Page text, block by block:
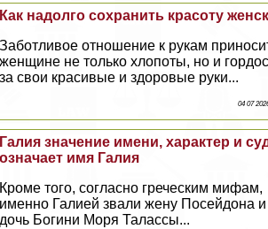
Как надолго сохранить красоту
Заботливое отношение к рукам
женщине не только хлопоты, но и
за свои красивые и здоровые руки...
04 07
Галия значение имени, хаpaктер и
означает имя Галия
Кроме того, согласно греческим мифам,
именно Галией звали жену Посейдона и
дочь Богини Моря Талассы...